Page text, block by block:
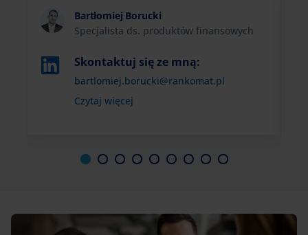
Link
otwiera
Bartłomiej Borucki
Specjalista ds. produktów finansowych
Skontaktuj się ze mną:
bartlomiej.borucki@rankomat.pl
Czytaj więcej